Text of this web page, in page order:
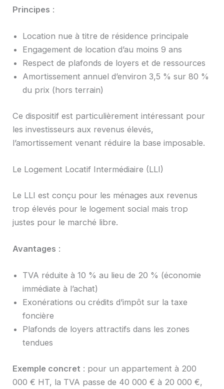
Principes :
Location nue à titre de résidence principale
Engagement de location d’au moins 9 ans
Respect de plafonds de loyers et de ressources
Amortissement annuel d’environ 3,5 % sur 80 %
du prix (hors terrain)
Ce dispositif est particulièrement intéressant pour
les investisseurs aux revenus élevés,
l’amortissement venant réduire la base imposable.
Le Logement Locatif Intermédiaire (LLI)
Le LLI est conçu pour les ménages aux revenus
trop élevés pour le logement social mais trop
justes pour le marché libre.
Avantages :
TVA réduite à 10 % au lieu de 20 % (économie
immédiate à l’achat)
Exonérations ou crédits d’impôt sur la taxe
foncière
Plafonds de loyers attractifs dans les zones
tendues
Exemple concret : pour un appartement à 200
000 € HT, la TVA passe de 40 000 € à 20 000 €,